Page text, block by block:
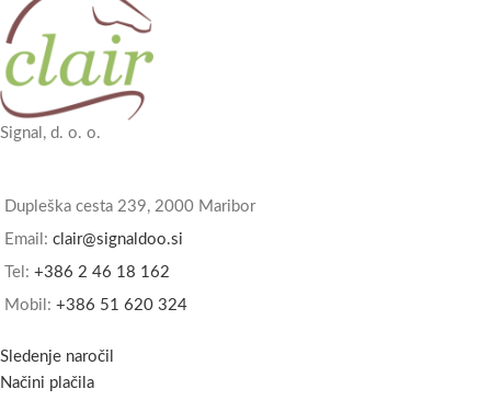
Signal, d. o. o.
Dupleška cesta 239, 2000 Maribor
Email: clair@signaldoo.si
Tel: +386 2 46 18 162
Mobil: +386 51 620 324
Sledenje naročil
Načini plačila